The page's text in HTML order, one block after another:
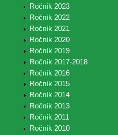
Ročník 2023
Ročník 2022
Ročník 2021
Ročník 2020
Ročník 2019
Ročník 2017-2018
Ročník 2016
Ročník 2015
Ročník 2014
Ročník 2013
Ročník 2011
Ročník 2010